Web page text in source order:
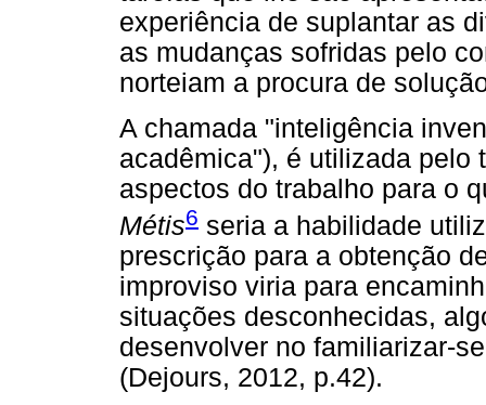
experiência de suplantar as
as mudanças sofridas pelo
norteiam a procura de
A chamada "inteligência
acadêmica"), é utilizada pelo
aspectos do trabalho para o
Métis6 seria a habilidade
prescrição para a obtenção
improviso viria para
situações desconhecidas,
desenvolver no familiarizar-
(Dejours, 2012, p.42).